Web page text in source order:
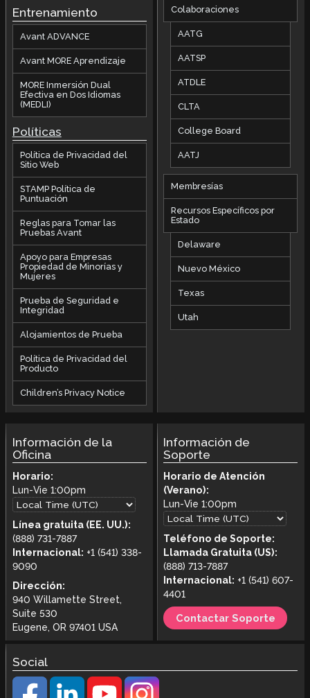
Entrenamiento
Avant ADVANCE
Avant MORE Aprendizaje
MORE Inmersión Dual
Efectiva en Dos Idiomas
(MEDLI)
Políticas
Política de Privacidad del
Sitio Web
STAMP Política de
Puntuación
Reglas para Tomar las
Pruebas Avant
Apoyo para Empresas
Propiedad de Minorías y
Mujeres
Prueba de Seguridad e
Integridad
Alojamientos de Prueba
Política de Privacidad del
Producto
Children’s Privacy Notice
Colaboraciones
AATG
AATSP
ATDLE
CLTA
College Board
AATJ
Membresías
Recursos Específicos por
Estado
Delaware
Nuevo México
Texas
Utah
Información de la
Oficina
Horario:
Lun-Vie 1:00pm
Línea gratuita (EE. UU.):
(888) 731-7887
Internacional: +1 (541) 338-
9090
Dirección:
940 Willamette Street,
Suite 530
Eugene, OR 97401 USA
Información de
Soporte
Horario de Atención
(Verano):
Lun-Vie1:00pm
Teléfono de Soporte:
Llamada Gratuita (US):
(888) 713-7887
Internacional: +1 (541) 607-
4401
Contactar Soporte
Social